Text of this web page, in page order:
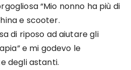
“Mio nonno ha più di
e scooter.
di riposo ad aiutare gli
e mi godevo le
degli astanti.